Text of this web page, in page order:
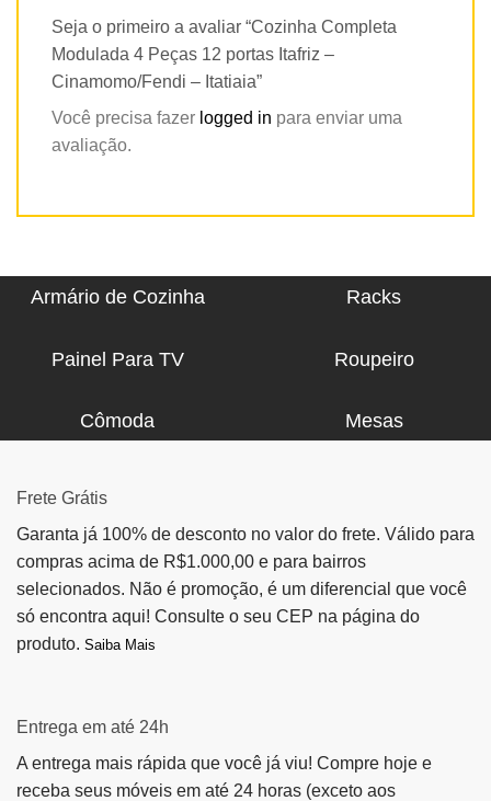
Seja o primeiro a avaliar “Cozinha Completa
Modulada 4 Peças 12 portas Itafriz –
Cinamomo/Fendi – Itatiaia”
Você precisa fazer logged in para enviar uma
avaliação.
Armário de Cozinha Racks
Painel Para TV Roupeiro
Cômoda Mesas
Frete Grátis
Garanta já 100% de desconto no valor do frete. Válido para
compras acima de R$1.000,00 e para bairros
selecionados. Não é promoção, é um diferencial que você
só encontra aqui! Consulte o seu CEP na página do
produto. Saiba Mais
Entrega em até 24h
A entrega mais rápida que você já viu! Compre hoje e
receba seus móveis em até 24 horas (exceto aos